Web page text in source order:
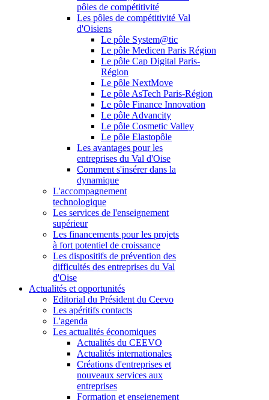
pôles de compétitivité
Les pôles de compétitivité Val
d'Oisiens
Le pôle System@tic
Le pôle Medicen Paris Région
Le pôle Cap Digital Paris-
Région
Le pôle NextMove
Le pôle AsTech Paris-Région
Le pôle Finance Innovation
Le pôle Advancity
Le pôle Cosmetic Valley
Le pôle Elastopôle
Les avantages pour les
entreprises du Val d'Oise
Comment s'insérer dans la
dynamique
L'accompagnement
technologique
Les services de l'enseignement
supérieur
Les financements pour les projets
à fort potentiel de croissance
Les dispositifs de prévention des
difficultés des entreprises du Val
d'Oise
Actualités et opportunités
Editorial du Président du Ceevo
Les apéritifs contacts
L'agenda
Les actualités économiques
Actualités du CEEVO
Actualités internationales
Créations d'entreprises et
nouveaux services aux
entreprises
Formation et enseignement